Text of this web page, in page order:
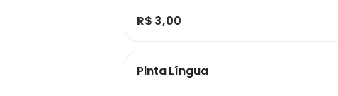
R$ 3,00
Pinta Língua